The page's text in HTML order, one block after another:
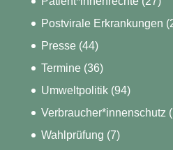
Postvirale Erkrankungen
Presse(44)
Termine(36)
Umweltpolitik(94)
Verbraucher*innenschutz
Wahlprüfung (7)